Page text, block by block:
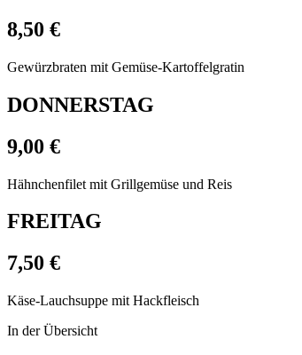
8,50 €
Gewürzbraten mit Gemüse-Kartoffelgratin
DONNERSTAG
9,00 €
Hähnchenfilet mit Grillgemüse und Reis
FREITAG
7,50 €
Käse-Lauchsuppe mit Hackfleisch
In der Übersicht